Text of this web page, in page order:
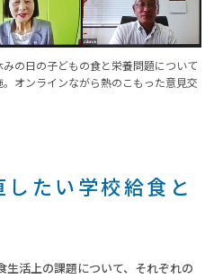
の日の子どもの食と栄養問題について
オンラインながら熱のこもった意見交
たい学校給食と
生活上の課題について、それぞれの